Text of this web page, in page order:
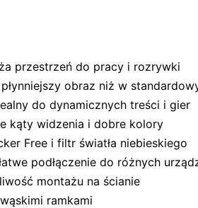
przestrzeń do pracy i rozrywki
płynniejszy obraz niż w
do dynamicznych treści i gier
kąty widzenia i dobre kolory
Free i filtr światła niebieskiego
podłączenie do różnych
montażu na ścianie
ramkami